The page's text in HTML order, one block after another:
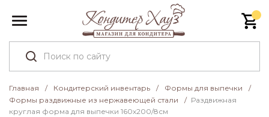
Главная / Кондитерский инвентарь / Формы для выпечки
/
Формы раздвижные из нержавеющей стали
/ Раздвижная
круглая форма для выпечки 160х200/8см